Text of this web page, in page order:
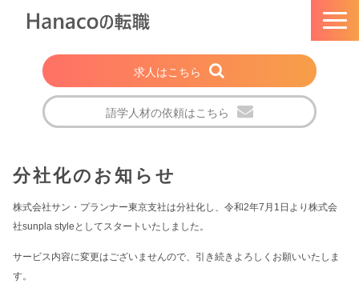
求人はこちら
語学人材の依頼はこちら
Hanacoの転職とは
選ばれる理由
法人・企業の方
注目の求人特集
分社化のお知らせ
株式会社サン・プランナー東京支社は分社化し、令和2年7月1日より株式会
社sunpla styleとしてスタートいたしました。
サービス内容に変更はございませんので、引き続きよろしくお願いいたしま
す。